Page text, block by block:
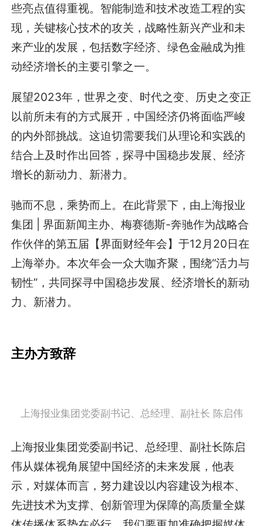
些亮点值得重视。智能制造和技术改造工程的实
现，关键核心技术的攻关，战略性新兴产业和未
来产业的发展，包括数字经济、绿色金融成为推
动经济增长的主要引擎之一。
展望2023年，世界之变、时代之变、历史之变正
以前所未有的方式展开，中国经济仍将面临严峻
的内外部挑战。这迫切需要我们从理论和实践的
结合上及时作出回答，探寻中国稳步发展、经济
增长的新动力、新潜力。
驰而不息，乘势而上。在此背景下，由上海报业
集团 | 界面新闻主办、梅赛德斯-奔驰作为战略合
作伙伴的第五届【界面财经年会】于12月20日在
上海举办。本次年会一众大咖齐聚，围绕“活力与
韧性”，共同探寻中国稳步发展、经济增长的新动
力、新潜力。
主办方致辞
上海报业集团党委副书记、总经理、副社长 陈启伟
上海报业集团党委副书记、总经理、副社长陈启
伟从媒体视角展望中国经济的未来发展，他表
示，对媒体而言，努力建设以内容建设为根本、
先进技术为支撑、创新管理为保障的高质量全媒